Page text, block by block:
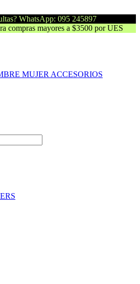
WhatsApp: 095 245897
compras mayores a $3500 por UES
MUJER ACCESORIOS